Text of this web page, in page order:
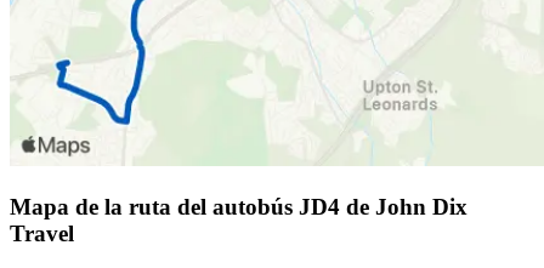
Mapa de la ruta del autobús JD4 de John Dix
Travel